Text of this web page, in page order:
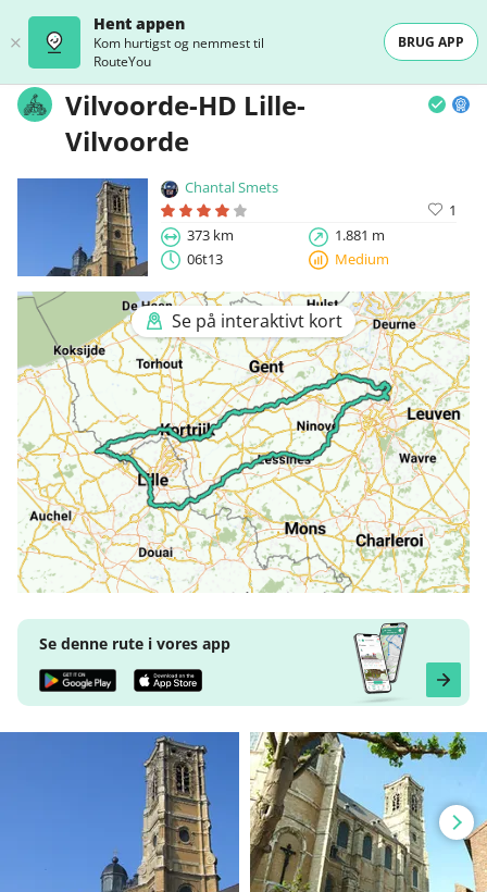
Hent appen
Kom hurtigst og nemmest til
RouteYou
BRUG APP
Vilvoorde-HD Lille-
Vilvoorde
Chantal Smets
1
373 km
1.881 m
06t13
Medium
Se på interaktivt kort
Se denne rute i vores app